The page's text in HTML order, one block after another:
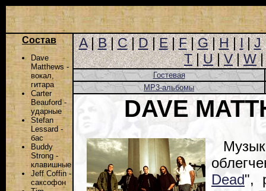
Состав
Dave
Matthews -
вокал,
гитара
Carter
Beauford -
ударные
Stefan
Lessard -
бас
Buddy
Strong -
клавишные
Jeff Coffin -
саксофон
A|B|C|D|E|F|G|H|I|J
T|U|V|W
Гостевая
MP3-альбомы
DAVE
Dead",